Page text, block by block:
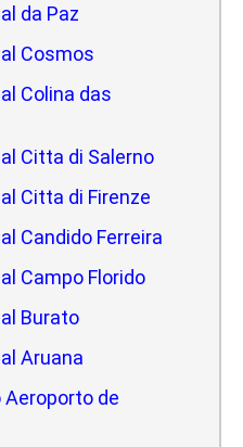
da Paz
Cosmos
Colina das
Citta di Salerno
Citta di Firenze
Candido Ferreira
Campo Florido
Burato
Aruana
Aeroporto de